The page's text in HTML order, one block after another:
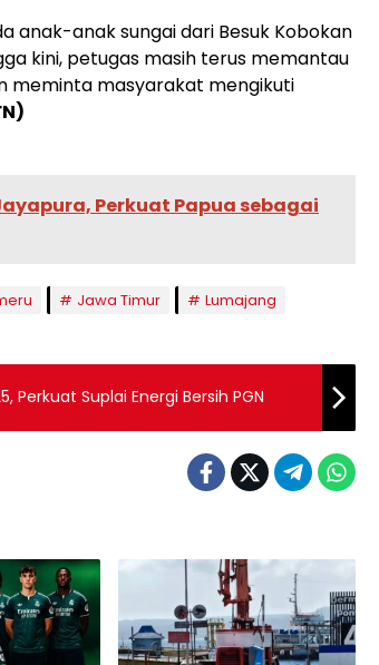
anak-anak sungai dari Besuk Kobokan
kini, petugas masih terus memantau
meminta masyarakat mengikuti
Perkuat Papua sebagai
Jawa Timur
Lumajang
Perkuat Suplai Energi Bersih PGN